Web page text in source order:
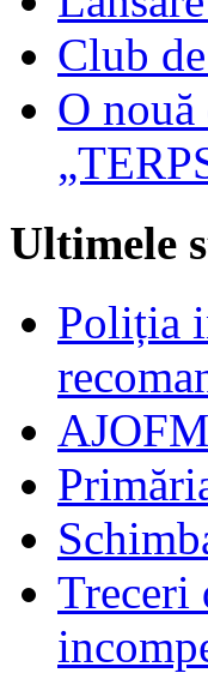
Club
O
Ultimele
Poliția
Treceri